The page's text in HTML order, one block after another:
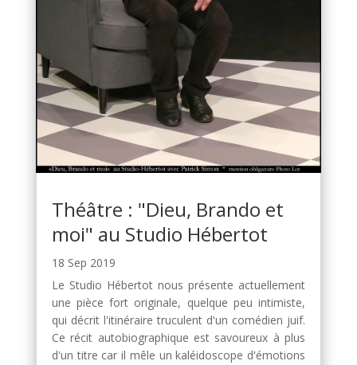
Théâtre : "Dieu, Brando et
moi" au Studio Hébertot
18 Sep 2019
Le Studio Hébertot nous présente actuellement
une pièce fort originale, quelque peu intimiste,
qui décrit l'itinéraire truculent d'un comédien juif.
Ce récit autobiographique est savoureux à plus
d'un titre car il mêle un kaléidoscope d'émotions